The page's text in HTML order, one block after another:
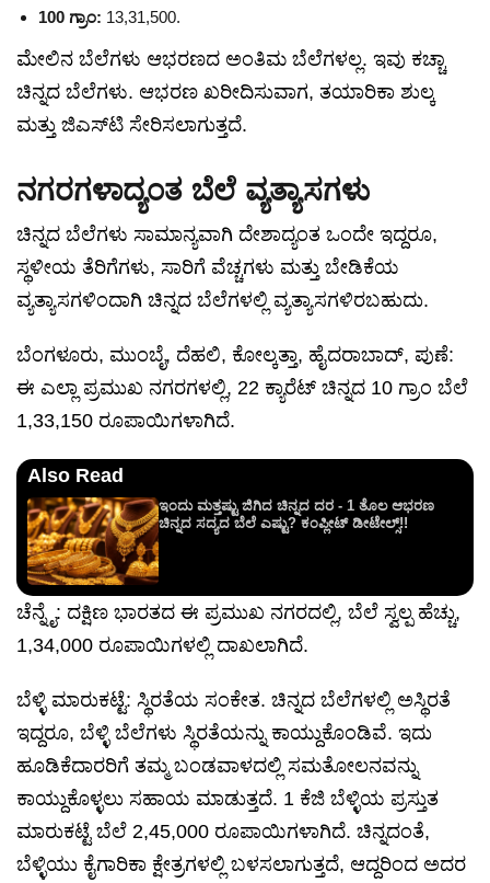
100 ಗ್ರಾಂ: 13,31,500.
ಮೇಲಿನ ಬೆಲೆಗಳು ಆಭರಣದ ಅಂತಿಮ ಬೆಲೆಗಳಲ್ಲ. ಇವು ಕಚ್ಚಾ
ಚಿನ್ನದ ಬೆಲೆಗಳು. ಆಭರಣ ಖರೀದಿಸುವಾಗ, ತಯಾರಿಕಾ ಶುಲ್ಕ
ಮತ್ತು ಜಿಎಸ್‌ಟಿ ಸೇರಿಸಲಾಗುತ್ತದೆ.
ನಗರಗಳಾದ್ಯಂತ ಬೆಲೆ ವ್ಯತ್ಯಾಸಗಳು
ಚಿನ್ನದ ಬೆಲೆಗಳು ಸಾಮಾನ್ಯವಾಗಿ ದೇಶಾದ್ಯಂತ ಒಂದೇ ಇದ್ದರೂ,
ಸ್ಥಳೀಯ ತೆರಿಗೆಗಳು, ಸಾರಿಗೆ ವೆಚ್ಚಗಳು ಮತ್ತು ಬೇಡಿಕೆಯ
ವ್ಯತ್ಯಾಸಗಳಿಂದಾಗಿ ಚಿನ್ನದ ಬೆಲೆಗಳಲ್ಲಿ ವ್ಯತ್ಯಾಸಗಳಿರಬಹುದು.
ಬೆಂಗಳೂರು, ಮುಂಬೈ, ದೆಹಲಿ, ಕೋಲ್ಕತ್ತಾ, ಹೈದರಾಬಾದ್, ಪುಣೆ:
ಈ ಎಲ್ಲಾ ಪ್ರಮುಖ ನಗರಗಳಲ್ಲಿ, 22 ಕ್ಯಾರೆಟ್ ಚಿನ್ನದ 10 ಗ್ರಾಂ ಬೆಲೆ
1,33,150 ರೂಪಾಯಿಗಳಾಗಿದೆ.
Also Read
ಇಂದು ಮತ್ತಷ್ಟು ಜಿಗಿದ ಚಿನ್ನದ ದರ - 1 ತೊಲ ಆಭರಣ
ಚಿನ್ನದ ಸದ್ಯದ ಬೆಲೆ ಎಷ್ಟು? ಕಂಪ್ಲೀಟ್ ಡೀಟೇಲ್ಸ್!!
ಚೆನ್ನೈ: ದಕ್ಷಿಣ ಭಾರತದ ಈ ಪ್ರಮುಖ ನಗರದಲ್ಲಿ, ಬೆಲೆ ಸ್ವಲ್ಪ ಹೆಚ್ಚು,
1,34,000 ರೂಪಾಯಿಗಳಲ್ಲಿ ದಾಖಲಾಗಿದೆ.
ಬೆಳ್ಳಿ ಮಾರುಕಟ್ಟೆ: ಸ್ಥಿರತೆಯ ಸಂಕೇತ. ಚಿನ್ನದ ಬೆಲೆಗಳಲ್ಲಿ ಅಸ್ಥಿರತೆ
ಇದ್ದರೂ, ಬೆಳ್ಳಿ ಬೆಲೆಗಳು ಸ್ಥಿರತೆಯನ್ನು ಕಾಯ್ದುಕೊಂಡಿವೆ. ಇದು
ಹೂಡಿಕೆದಾರರಿಗೆ ತಮ್ಮ ಬಂಡವಾಳದಲ್ಲಿ ಸಮತೋಲನವನ್ನು
ಕಾಯ್ದುಕೊಳ್ಳಲು ಸಹಾಯ ಮಾಡುತ್ತದೆ. 1 ಕೆಜಿ ಬೆಳ್ಳಿಯ ಪ್ರಸ್ತುತ
ಮಾರುಕಟ್ಟೆ ಬೆಲೆ 2,45,000 ರೂಪಾಯಿಗಳಾಗಿದೆ. ಚಿನ್ನದಂತೆ,
ಬೆಳ್ಳಿಯು ಕೈಗಾರಿಕಾ ಕ್ಷೇತ್ರಗಳಲ್ಲಿ ಬಳಸಲಾಗುತ್ತದೆ, ಆದ್ದರಿಂದ ಅದರ